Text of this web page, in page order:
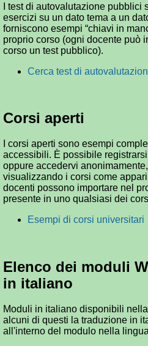
I test di autovalutazione pubblici
esercizi su un dato tema a un
forniscono esempi “chiavi in
proprio corso (ogni docente può
corso un test pubblico).
Cerca test di
Corsi aperti
I corsi aperti sono esempi
accessibili. È possibile
oppure accedervi
visualizzando i corsi come
docenti possono importare nel
presente in uno qualsiasi dei
Esempi di corsi universitari
Elenco dei moduli
in italiano
Moduli in italiano disponibili
alcuni di questi la traduzione in
all'interno del modulo nella